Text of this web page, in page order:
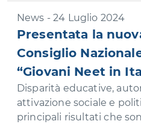
News - 24 Luglio 2024
Presentata la
Consiglio
“Giovani Neet in
Disparità educative,
attivazione sociale e
principali risultati che